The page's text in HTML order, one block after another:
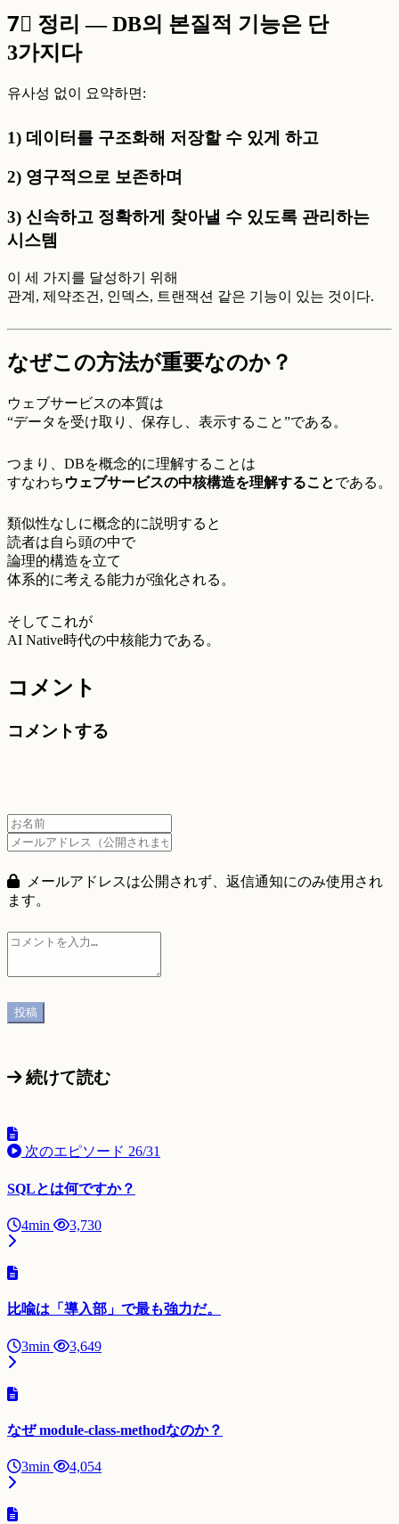
7⃣ 정리 — DB의 본질적 기능은 단
3가지다
유사성 없이 요약하면:
1) 데이터를 구조화해 저장할 수 있게 하고
2) 영구적으로 보존하며
3) 신속하고 정확하게 찾아낼 수 있도록 관리하는
시스템
이 세 가지를 달성하기 위해
관계, 제약조건, 인덱스, 트랜잭션 같은 기능이 있는 것이다.
なぜこの方法が重要なのか？
ウェブサービスの本質は
“データを受け取り、保存し、表示すること”である。
つまり、DBを概念的に理解することは
すなわち ウェブサービスの中核構造を理解することである。
類似性なしに概念的に説明すると
読者は自ら頭の中で
論理的構造を立て
体系的に考える能力が強化される。
そしてこれが
AI Native時代の中核能力である。
コメント
コメントする
メールアドレスは公開されず、返信通知にのみ使用され
ます。
続けて読む
次のエピソード 26/31
SQLとは何ですか？
4min 3,730
比喩は「導入部」で最も強力だ。
3min 3,649
なぜ module-class-methodなのか？
3min 4,054